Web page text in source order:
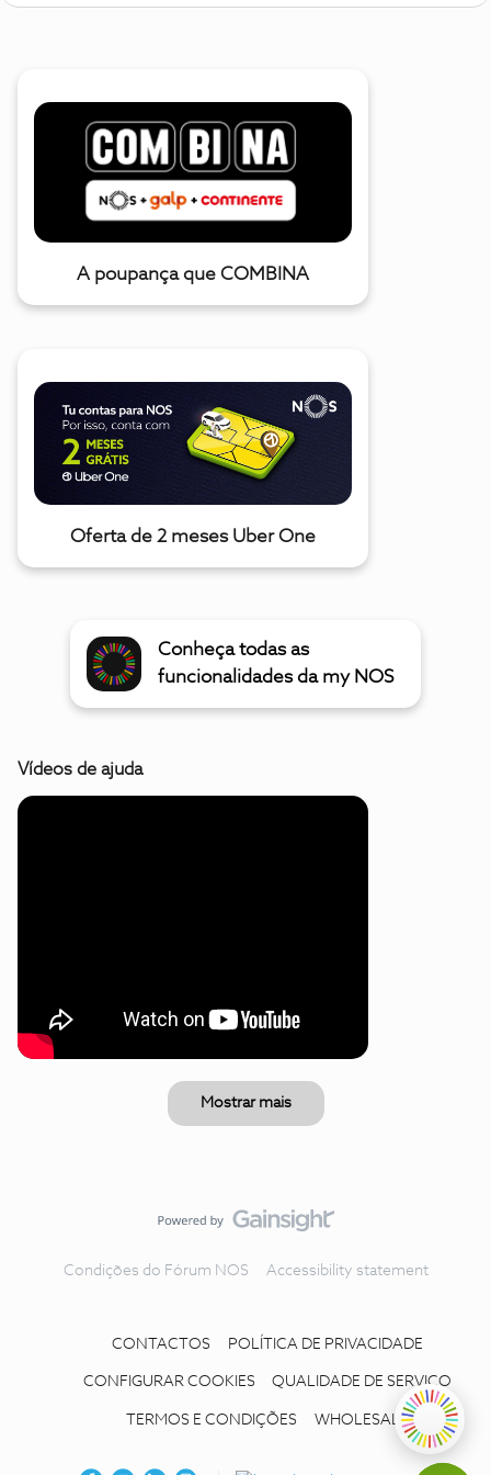
A poupança que COMBINA
Oferta de 2 meses Uber One
Conheça todas as
funcionalidades da my NOS
Vídeos de ajuda
Mostrar mais
Condições do Fórum NOS Accessibility statement
CONTACTOS POLÍTICA DE PRIVACIDADE
CONFIGURAR COOKIES QUALIDADE DE SERVIÇO
TERMOS E CONDIÇÕES WHOLESALE